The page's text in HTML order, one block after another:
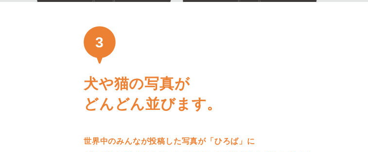
3
犬や猫の写真が
どんどん並びます。
世界中のみんなが投稿した写真が「ひろば」に